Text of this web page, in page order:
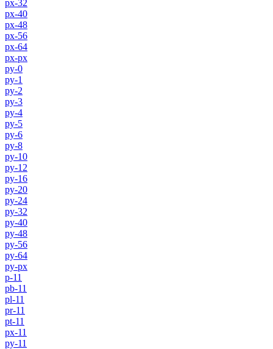
px-32
px-40
px-48
px-56
px-64
px-px
py-0
py-1
py-2
py-3
py-4
py-5
py-6
py-8
py-10
py-12
py-16
py-20
py-24
py-32
py-40
py-48
py-56
py-64
py-px
p-11
pb-11
pl-11
pr-11
pt-11
px-11
py-11